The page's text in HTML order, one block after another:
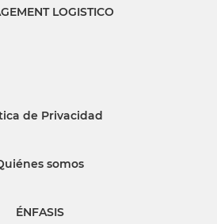
LOGISTICO
de Privacidad
somos
ÉNFASIS